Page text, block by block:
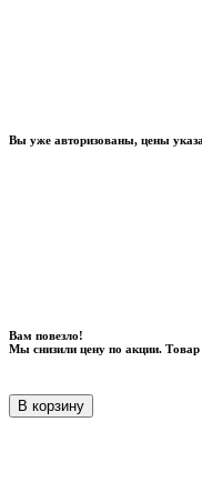
Вы уже авторизованы, цены
Вам повезло!
Мы снизили цену по акции. Товар
В корзину